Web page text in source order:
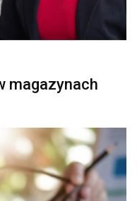
magazynach